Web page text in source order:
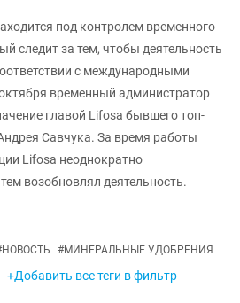
под контролем временного
следит за тем, чтобы деятельность
с международными
временный администратор
главой Lifosa бывшего топ-
Савчука. За время работы
Lifosa неоднократно
возобновлял деятельность.
НОВОСТЬ #МИНЕРАЛЬНЫЕ УДОБРЕНИЯ
+Добавить все теги в фильтр